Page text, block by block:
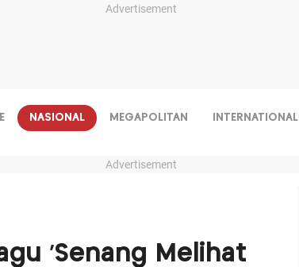
Advertisement
NASIONAL MEGAPOLITAN INTERNATIONAL
Advertisement
'Senang Melihat